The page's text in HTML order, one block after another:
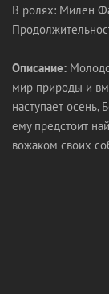
В ролях: Милен
Описание:
мир природы и
наступает осень,
ему предстоит
вожаком своих